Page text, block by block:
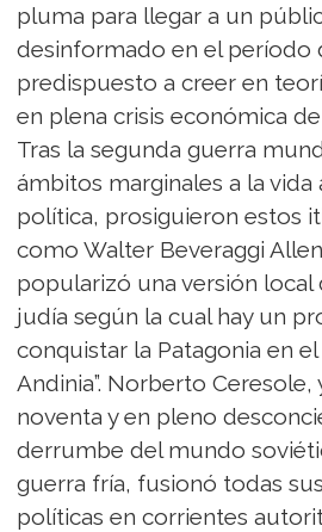
pluma para llegar a un
desinformado en el período
predispuesto a creer en
en plena crisis económica
Tras la segunda guerra
ámbitos marginales a la vida
política, prosiguieron estos
como Walter Beveraggi
popularizó una versión local
judía según la cual hay un
conquistar la Patagonia en el
Andinia”. Norberto Ceresole,
noventa y en pleno
derrumbe del mundo
guerra fría, fusionó todas
políticas en corrientes